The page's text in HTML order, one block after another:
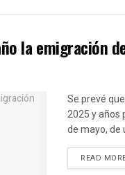
la emigración
Se prevé
2025 y años
de mayo, de
READ